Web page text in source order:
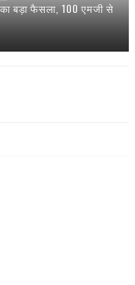
बड़ा फैसला, 100 एमजी से